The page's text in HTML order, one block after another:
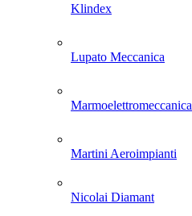
Klindex
Lupato Meccanica
Marmoelettromeccanica
Martini Aeroimpianti
Nicolai Diamant